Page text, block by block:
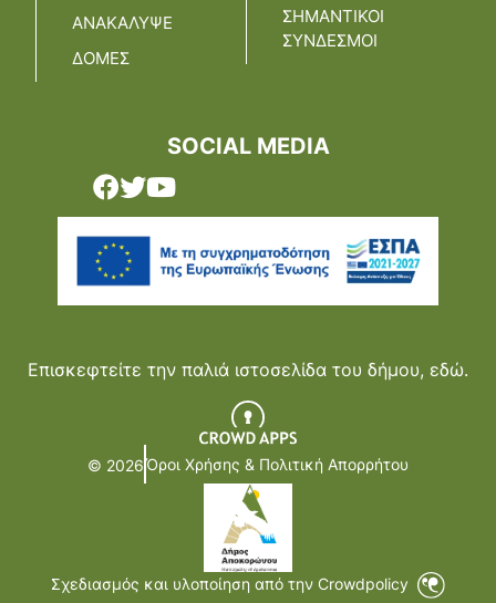
ΑΝΑΚΑΛΥΨΕ
ΔΟΜΕΣ
ΣΗΜΑΝΤΙΚΟΙ
ΣΥΝΔΕΣΜΟΙ
SOCIAL MEDIA
Επισκεφτείτε την παλιά ιστοσελίδα του δήμου, εδώ.
© 2026Όροι Χρήσης & Πολιτική Απορρήτου
Σχεδιασμός και υλοποίηση από την Crowdpolicy